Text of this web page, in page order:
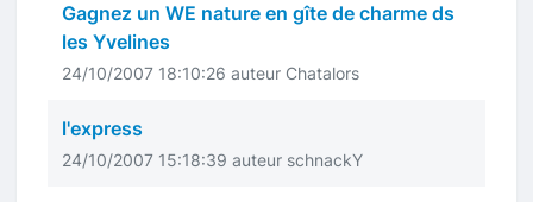
Gagnez un WE nature en gîte de charme ds
les Yvelines
24/10/2007 18:10:26 auteur Chatalors
l'express
24/10/2007 15:18:39 auteur schnackY